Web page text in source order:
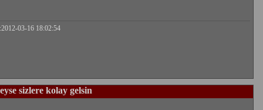
03-16 18:02:54
sizlere kolay gelsin